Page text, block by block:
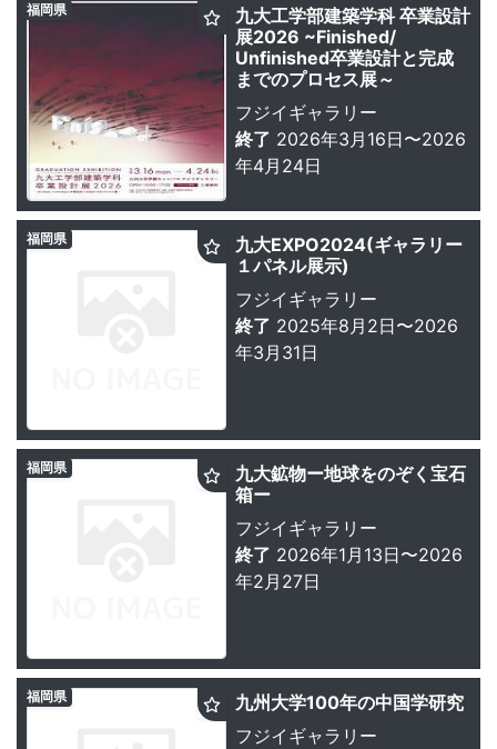
九大工学部建築学科 卒業設計
展2026 ~Finished/
Unfinished卒業設計と完成
までのプロセス展～
フジイギャラリー
終了 2026年3月16日〜2026
年4月24日
福岡県
九大EXPO2024(ギャラリー
１パネル展示)
フジイギャラリー
終了 2025年8月2日〜2026
年3月31日
福岡県
九大鉱物ー地球をのぞく宝石
箱ー
フジイギャラリー
終了 2026年1月13日〜2026
年2月27日
福岡県
九州大学100年の中国学研究
フジイギャラリー
福岡県